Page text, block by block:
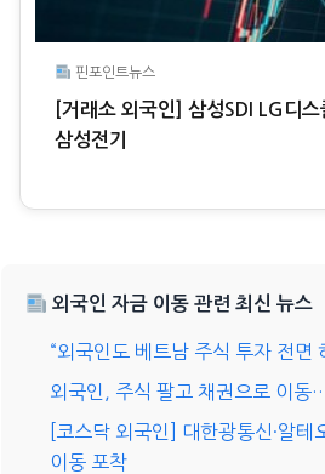
핀포인트뉴스
[거래소 외국인] 삼성SDI LG디
삼성전기
외국인 자금 이동 관련 최신 뉴스
“외국인도 베트남 주식 투자 전면
외국인, 주식 팔고 채권으로 이
[코스닥 외국인] 대한광통신·알
이동 포착